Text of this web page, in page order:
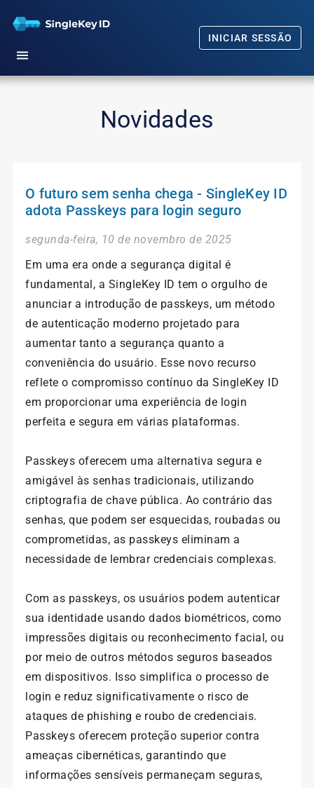
INICIAR SESSÃO
Perguntas frequentes
Novidades
O futuro sem senha chega - SingleKey ID
adota Passkeys para login seguro
segunda-feira, 10 de novembro de 2025
Em uma era onde a segurança digital é
fundamental, a SingleKey ID tem o orgulho de
anunciar a introdução de passkeys, um método
de autenticação moderno projetado para
aumentar tanto a segurança quanto a
conveniência do usuário. Esse novo recurso
reflete o compromisso contínuo da SingleKey ID
em proporcionar uma experiência de login
perfeita e segura em várias plataformas.
Passkeys oferecem uma alternativa segura e
amigável às senhas tradicionais, utilizando
criptografia de chave pública. Ao contrário das
senhas, que podem ser esquecidas, roubadas ou
comprometidas, as passkeys eliminam a
necessidade de lembrar credenciais complexas.
Com as passkeys, os usuários podem autenticar
sua identidade usando dados biométricos, como
impressões digitais ou reconhecimento facial, ou
por meio de outros métodos seguros baseados
em dispositivos. Isso simplifica o processo de
login e reduz significativamente o risco de
ataques de phishing e roubo de credenciais.
Passkeys oferecem proteção superior contra
ameaças cibernéticas, garantindo que
informações sensíveis permaneçam seguras,